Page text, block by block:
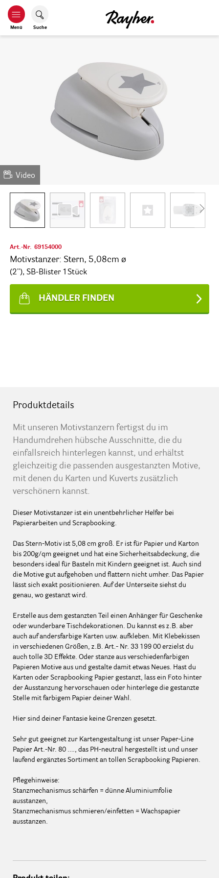
Menü Suche
Video
Art.-Nr. 69154000
Motivstanzer: Stern, 5,08cm ø
(2''), SB-Blister 1Stück
HÄNDLER FINDEN
Produktdetails
Mit unseren Motivstanzern fertigst du im
Handumdrehen hübsche Ausschnitte, die du
einfallsreich hinterlegen kannst, und erhältst
gleichzeitig die passenden ausgestanzten Motive,
mit denen du Karten und Kuverts zusätzlich
verschönern kannst.
Dieser Motivstanzer ist ein unentbehrlicher Helfer bei
Papierarbeiten und Scrapbooking.
Das Stern-Motiv ist 5,08 cm groß. Er ist für Papier und Karton
bis 200g/qm geeignet und hat eine Sicherheitsabdeckung, die
besonders ideal für Basteln mit Kindern geeignet ist. Auch sind
die Motive gut aufgehoben und flattern nicht umher. Das Papier
lässt sich exakt positionieren. Auf der Unterseite siehst du
genau, wo gestanzt wird.
Erstelle aus dem gestanzten Teil einen Anhänger für Geschenke
oder wunderbare Tischdekorationen. Du kannst es z.B. aber
auch auf andersfarbige Karten usw. aufkleben. Mit Klebekissen
in verschiedenen Größen, z.B. Art.- Nr. 33 199 00 erzielst du
auch tolle 3D Effekte. Oder stanze aus verschiedenfarbigen
Papieren Motive aus und gestalte damit etwas Neues. Hast du
Karten oder Scrapbooking Papier gestanzt, lass ein Foto hinter
der Ausstanzung hervorschauen oder hinterlege die gestanzte
Stelle mit farbigem Papier deiner Wahl.
Hier sind deiner Fantasie keine Grenzen gesetzt.
Sehr gut geeignet zur Kartengestaltung ist unser Paper-Line
Papier Art.-Nr. 80 …., das PH-neutral hergestellt ist und unser
laufend ergänztes Sortiment an tollen Scrapbooking Papieren.
Pflegehinweise:
Stanzmechanismus schärfen = dünne Aluminiumfolie
ausstanzen,
Stanzmechanismus schmieren/einfetten = Wachspapier
ausstanzen.